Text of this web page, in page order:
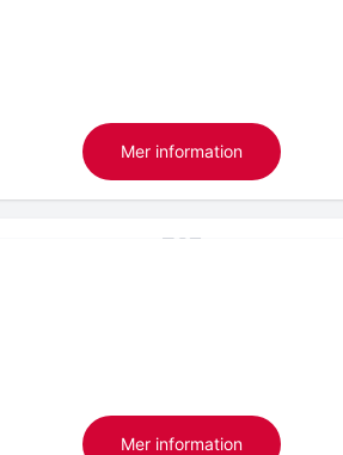
Mer information
Mer information